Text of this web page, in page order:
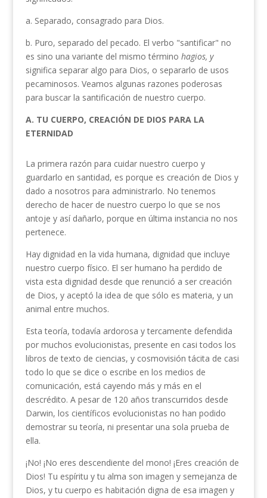
a. Separado, consagrado para Dios.
b. Puro, separado del pecado. El verbo "santificar" no
es sino una variante del mismo término hagios, y
significa separar algo para Dios, o separarlo de usos
pecaminosos. Veamos algunas razones poderosas
para buscar la santificación de nuestro cuerpo.
A. TU CUERPO, CREACIÓN DE DIOS PARA LA
ETERNIDAD
La primera razón para cuidar nuestro cuerpo y
guardarlo en santidad, es porque es creación de Dios y
dado a nosotros para administrarlo. No tenemos
derecho de hacer de nuestro cuerpo lo que se nos
antoje y así dañarlo, porque en última instancia no nos
pertenece.
Hay dignidad en la vida humana, dignidad que incluye
nuestro cuerpo físico. El ser humano ha perdido de
vista esta dignidad desde que renunció a ser creación
de Dios, y aceptó la idea de que sólo es materia, y un
animal entre muchos.
Esta teoría, todavía ardorosa y tercamente defendida
por muchos evolucionistas, presente en casi todos los
libros de texto de ciencias, y cosmovisión tácita de casi
todo lo que se dice o escribe en los medios de
comunicación, está cayendo más y más en el
descrédito. A pesar de 120 años transcurridos desde
Darwin, los científicos evolucionistas no han podido
demostrar su teoría, ni presentar una sola prueba de
ella.
¡No! ¡No eres descendiente del mono! ¡Eres creación de
Dios! Tu espíritu y tu alma son imagen y semejanza de
Dios, y tu cuerpo es habitación digna de esa imagen y